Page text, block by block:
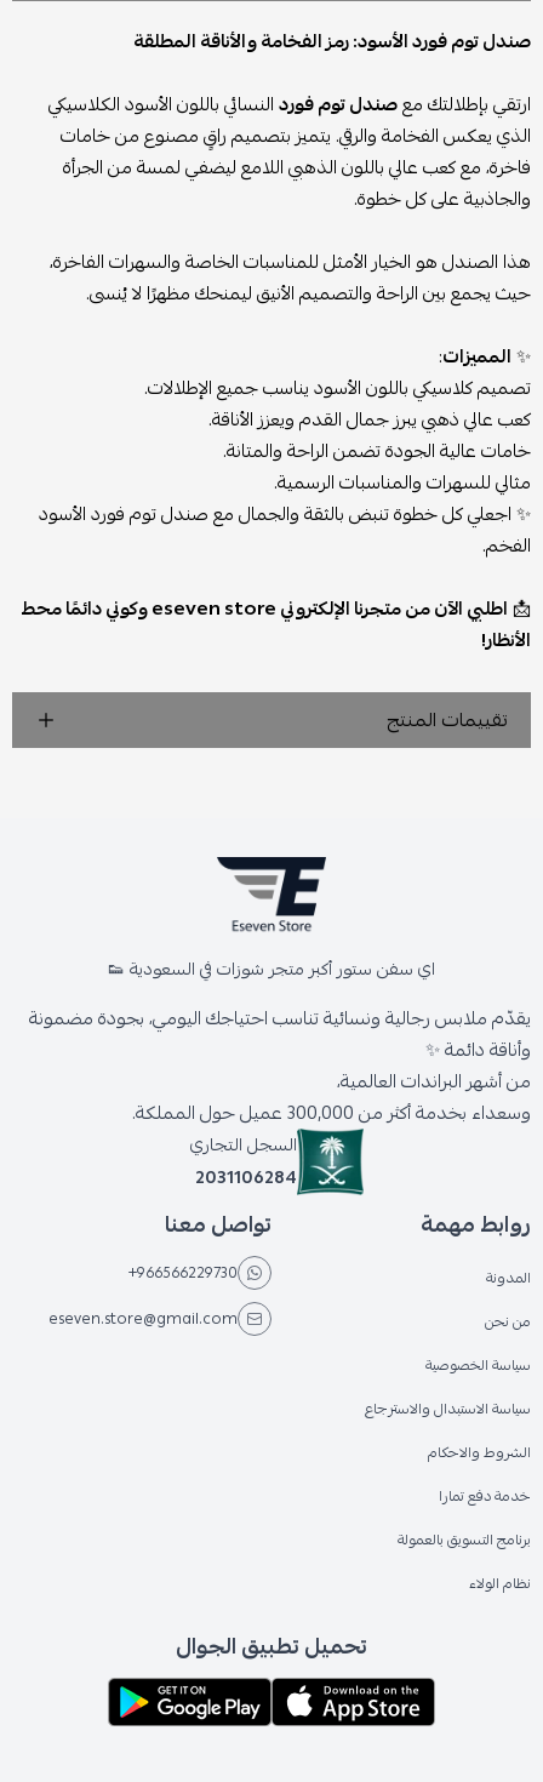
صندل توم فورد الأسود: رمز الفخامة والأناقة المطلقة
ارتقي بإطلالتك معصندل توم فوردالنسائي باللون الأسود الكلاسيكي
الذي يعكس الفخامة والرقي. يتميز بتصميم راقٍ مصنوع من خامات
فاخرة، مع كعب عالي باللون الذهبي اللامع ليضفي لمسة من الجرأة
والجاذبية على كل خطوة.
هذا الصندل هو الخيار الأمثل للمناسبات الخاصة والسهرات الفاخرة،
حيث يجمع بين الراحة والتصميم الأنيق ليمنحك مظهرًا لا يُنسى.
✨المميزات:
تصميم كلاسيكي باللون الأسود يناسب جميع الإطلالات.
كعب عالي ذهبي يبرز جمال القدم ويعزز الأناقة.
خامات عالية الجودة تضمن الراحة والمتانة.
مثالي للسهرات والمناسبات الرسمية.
✨ اجعلي كل خطوة تنبض بالثقة والجمال مع صندل توم فورد الأسود
الفخم.
📩
اطلبي الآن من متجرنا الإلكتروني eseven store وكوني دائمًا محط
الأنظار!
تقييمات المنتج
اي سفن ستور أكبر متجر شوزات في السعودية 👟
يقدّم ملابس رجالية ونسائية تناسب احتياجك اليومي، بجودة مضمونة
وأناقة دائمة ✨
من أشهر البراندات العالمية،
وسعداء بخدمة أكثر من 300,000 عميل حول المملكة.
السجل التجاري
2031106284
روابط مهمة
المدونة
من نحن
سياسة الخصوصية
سياسة الاستبدال والاسترجاع
الشروط والاحكام
خدمة دفع تمارا
برنامج التسويق بالعمولة
نظام الولاء
تواصل معنا
+966566229730
eseven.store@gmail.com
تحميل تطبيق الجوال